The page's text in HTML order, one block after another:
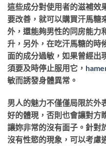
這些成分對使用者的滋補效
要改善，就可以購買汗馬糖
外，還能夠男性的同房能力
升，另外，在吃汗馬糖的時
面的成分過敏，如果曾經出
須要及時停止服用它，
敏而誘發身體異常。
男人的魅力不僅僅局限於外
好的體現，否則也會讓對方
讓妳非常的沒有面子。針對
沒有性慾的現象，可以考慮